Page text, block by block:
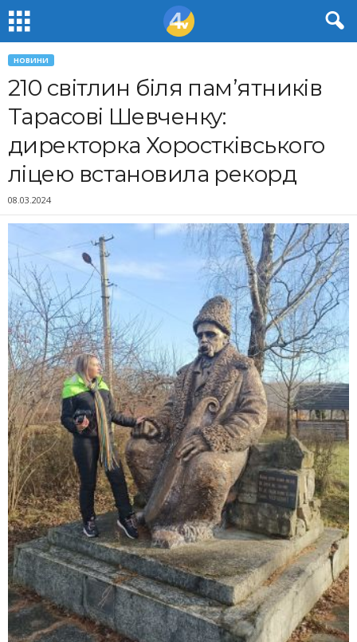
НОВИНИ
210 світлин біля пам’ятників
Тарасові Шевченку:
директорка Хоростківського
ліцею встановила рекорд
08.03.2024